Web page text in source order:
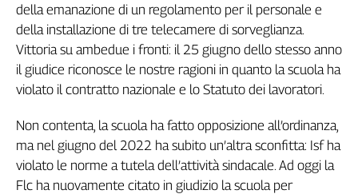
Archivio
Storico
1955-
2014
Contatti
della emanazione di un regolamento per il personale e
della installazione di tre telecamere di sorveglianza.
Vittoria su ambedue i fronti: il 25 giugno dello stesso anno
il giudice riconosce le nostre ragioni in quanto la scuola ha
violato il contratto nazionale e lo Statuto dei lavoratori.
Non contenta, la scuola ha fatto opposizione all’ordinanza,
ma nel giugno del 2022 ha subito un’altra sconfitta: Isf ha
violato le norme a tutela dell’attività sindacale. Ad oggi la
Flc ha nuovamente citato in giudizio la scuola per